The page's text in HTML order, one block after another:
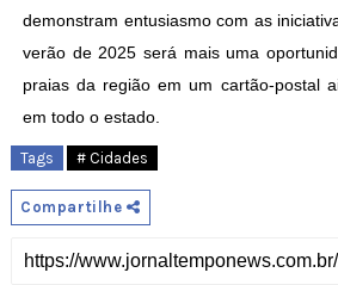
demonstram entusiasmo com as
verão de 2025 será mais uma
praias da região em um cartão-postal
em todo o estado.
Tags # Cidades
Compartilhe